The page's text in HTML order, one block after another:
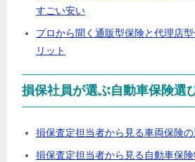
すごい安い
プロから聞く通販型保険と代理店
リット
損保社員が選ぶ自動車保険選
損保査定担当者から見る車両保険
損保査定担当者から見る自動車保